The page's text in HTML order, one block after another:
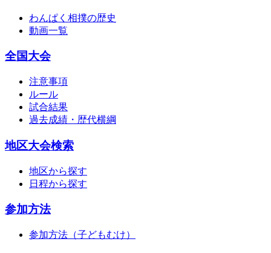
わんぱく相撲の歴史
動画一覧
全国大会
注意事項
ルール
試合結果
過去成績・歴代横綱
地区大会検索
地区から探す
日程から探す
参加方法
参加方法（子どもむけ）